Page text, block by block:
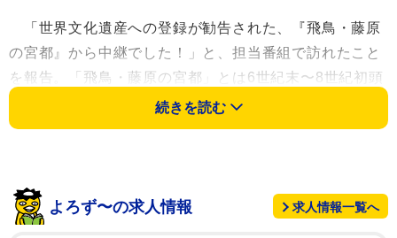
「世界文化遺産への登録が勧告された、『飛鳥・藤原
の宮都』から中継でした！」と、担当番組で訪れたこと
を報告。「飛鳥・藤原の宮都」とは6世紀末〜8世紀初頭
の飛鳥時代に栄えた奈良県の遺跡群。「古代衣装はどな
たでも借りられるそうなので是非！テンション上がりま
フォロワーからは「めっちゃかわいい」「美人」「古
続きを読む
よろず〜の求人情報 求人情報一覧へ